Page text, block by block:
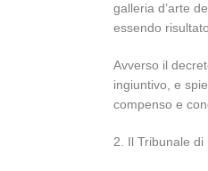
galleria d’arte
essendo
Avverso il
ingiuntivo, e
compenso e
2. Il Tribunale di